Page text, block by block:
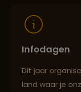
Infodagen
Dit jaar
land waar je